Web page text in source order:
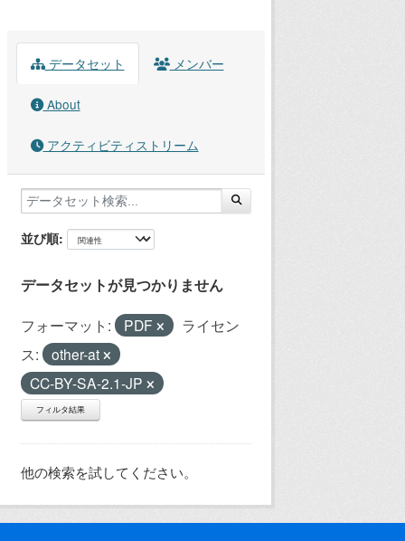
データセット メンバー
About
アクティビティストリーム
並び順
データセットが見つかりません
フォーマット: PDF
ライセン
ス:
other-at
CC-BY-SA-2.1-JP
フィルタ結果
他の検索を試してください。